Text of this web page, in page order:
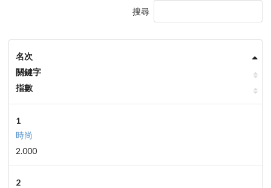
搜尋
名次
關鍵字
指數
1
時尚
2.000
2